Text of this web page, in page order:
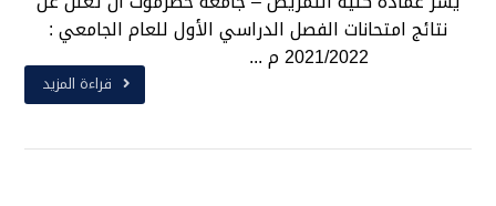
نتائج امتحانات الفصل الدراسي الأول للعام الجامعي :
2021/2022 م ...
قراءة المزيد